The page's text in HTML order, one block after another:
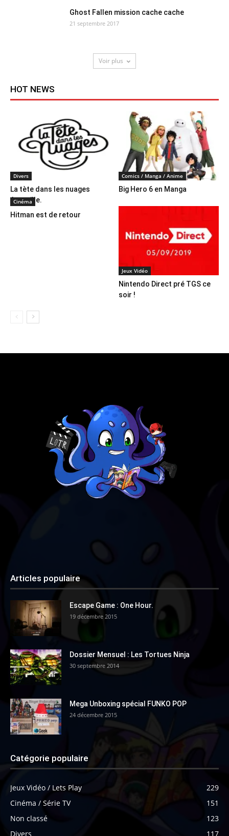
Ghost Fallen mission cache cache
21 septembre 2017
Voir plus
HOT NEWS
Divers
La tète dans les nuages
Aeroville.
Comics / Manga / Anime
Big Hero 6 en Manga
Cinéma
Hitman est de retour
Jeux Vidéo
Nintendo Direct pré TGS ce
soir !
Articles populaire
Escape Game : One Hour.
19 décembre 2015
Dossier Mensuel : Les Tortues Ninja
30 septembre 2014
Mega Unboxing spécial FUNKO POP
24 décembre 2015
Catégorie populaire
Jeux Vidéo / Lets Play
229
Cinéma / Série TV
151
Non classé
123
Divers
117